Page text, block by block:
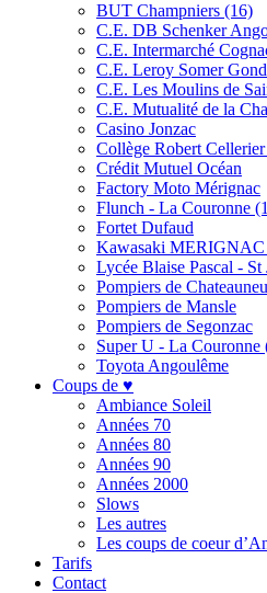
BUT Champniers (16)
C.E. DB Schenker
C.E. Intermarché
C.E. Leroy Somer
C.E. Les Moulins de
C.E. Mutualité de la
Casino Jonzac
Collège Robert
Crédit Mutuel Océan
Factory Moto Mérignac
Flunch - La Couronne
Fortet Dufaud
Kawasaki MERIGNAC
Lycée Blaise Pascal - St
Pompiers de
Pompiers de Mansle
Pompiers de Segonzac
Super U - La Couronne
Toyota Angoulême
Coups de ♥
Ambiance Soleil
Années 70
Années 80
Années 90
Années 2000
Slows
Les autres
Les coups de coeur
Tarifs
Contact